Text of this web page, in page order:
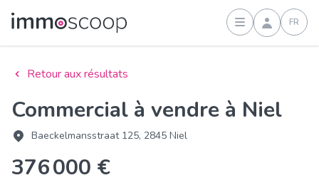
Connexion
FR
Retour aux résultats
Commercial à vendre à Niel
Baeckelmansstraat 125, 2845 Niel
376 000 €